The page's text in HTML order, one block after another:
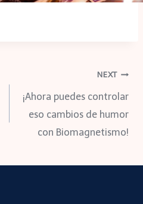
NEXT
¡Ahora puedes controlar
eso cambios de humor
con Biomagnetismo!